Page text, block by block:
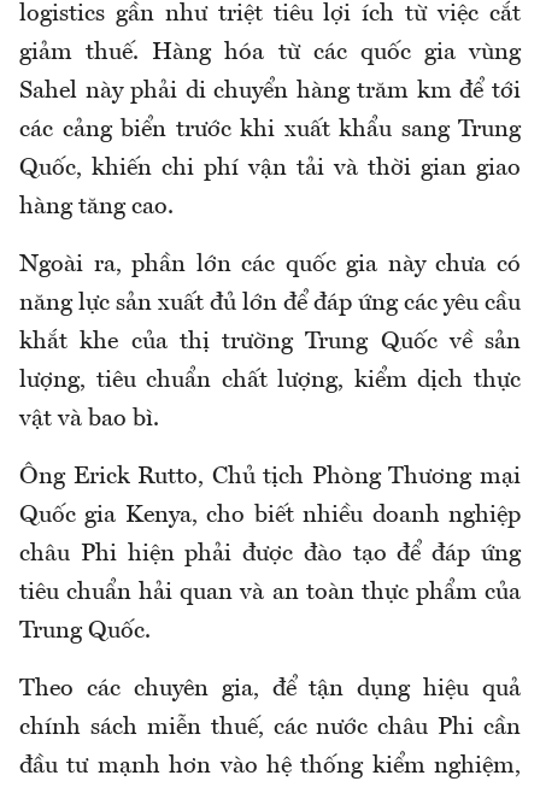
logistics gần như triệt tiêu lợi ích từ việc cắt
giảm thuế. Hàng hóa từ các quốc gia vùng
Sahel này phải di chuyển hàng trăm km để tới
các cảng biển trước khi xuất khẩu sang Trung
Quốc, khiến chi phí vận tải và thời gian giao
hàng tăng cao.
Ngoài ra, phần lớn các quốc gia này chưa có
năng lực sản xuất đủ lớn để đáp ứng các yêu cầu
khắt khe của thị trường Trung Quốc về sản
lượng, tiêu chuẩn chất lượng, kiểm dịch thực
vật và bao bì.
Ông Erick Rutto, Chủ tịch Phòng Thương mại
Quốc gia Kenya, cho biết nhiều doanh nghiệp
châu Phi hiện phải được đào tạo để đáp ứng
tiêu chuẩn hải quan và an toàn thực phẩm của
Trung Quốc.
Theo các chuyên gia, để tận dụng hiệu quả
chính sách miễn thuế, các nước châu Phi cần
đầu tư mạnh hơn vào hệ thống kiểm nghiệm,